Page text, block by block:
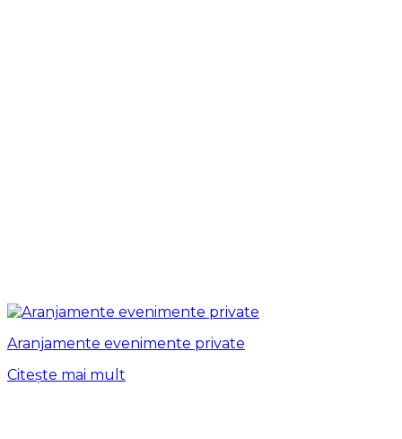
Aranjamente evenimente private
Citește mai mult